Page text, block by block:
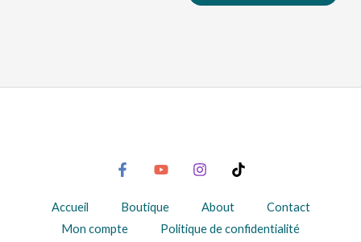
Accueil Boutique About
Contact
Mon compte
Politique de confidentialité